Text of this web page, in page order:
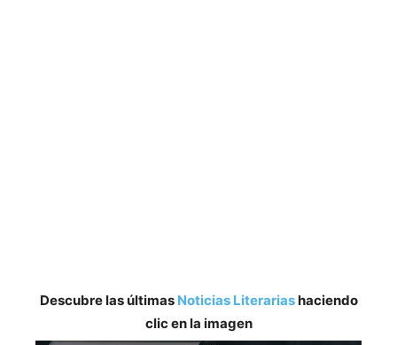
Descubre las últimas Noticias Literariashaciendo
clic en la imagen